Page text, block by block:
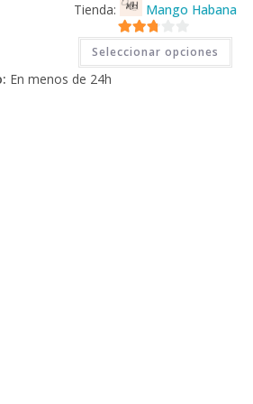
Tienda: Mango Habana
2.71
de 5
Seleccionar opciones
Este
tiene
En menos de 24h